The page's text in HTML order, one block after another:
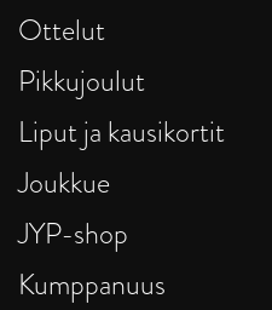
Ottelut
Pikkujoulut
Liput ja kausikortit
Joukkue
JYP-shop
Kumppanuus